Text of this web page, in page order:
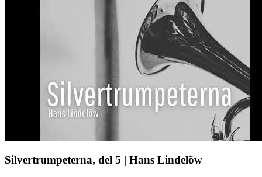
Silvertrumpeterna, del 5 | Hans Lindelöw